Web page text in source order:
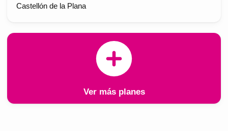
Castellón de la Plana
Ver más planes